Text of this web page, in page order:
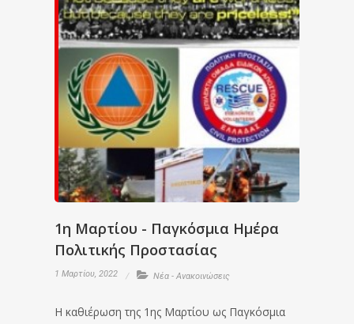
1η Μαρτίου - Παγκόσμια Ημέρα
Πολιτικής Προστασίας
1 Μαρτίου, 2022 Νέα - Ανακοινώσεις
Η καθιέρωση της 1ης Μαρτίου ως Παγκόσμια